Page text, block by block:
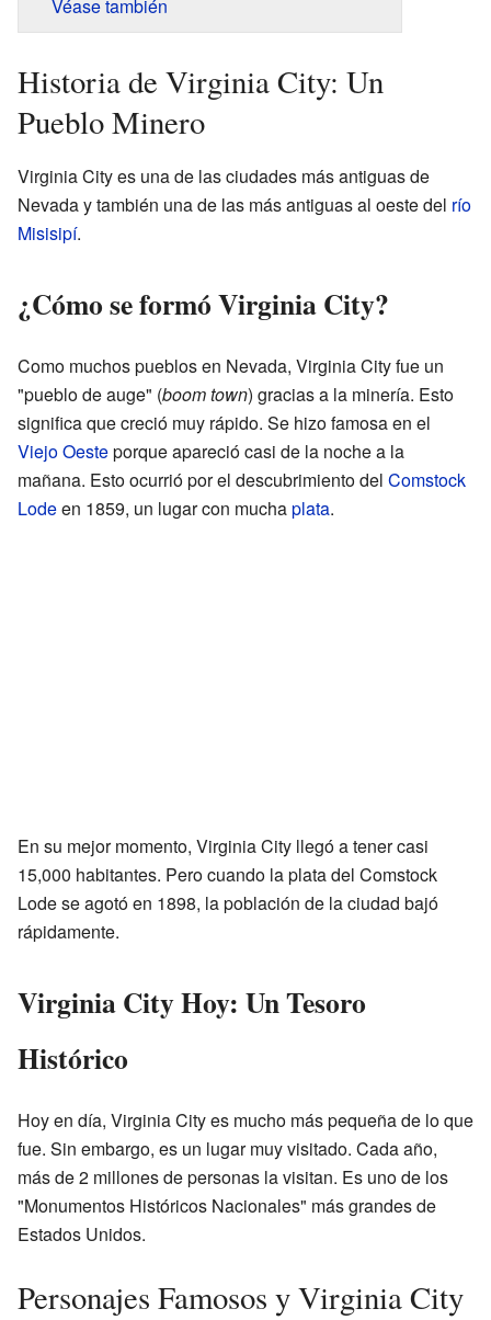
Véase también
Historia de Virginia City: Un
Pueblo Minero
Virginia City es una de las ciudades más antiguas de
Nevada y también una de las más antiguas al oeste del río
Misisipí.
¿Cómo se formó Virginia City?
Como muchos pueblos en Nevada, Virginia City fue un
"pueblo de auge" (boom town) gracias a la minería. Esto
significa que creció muy rápido. Se hizo famosa en el
Viejo Oesteporque apareció casi de la noche a la
mañana. Esto ocurrió por el descubrimiento del Comstock
Lodeen 1859, un lugar con muchaplata.
En su mejor momento, Virginia City llegó a tener casi
15,000 habitantes. Pero cuando la plata del Comstock
Lode se agotó en 1898, la población de la ciudad bajó
rápidamente.
Virginia City Hoy: Un Tesoro
Histórico
Hoy en día, Virginia City es mucho más pequeña de lo que
fue. Sin embargo, es un lugar muy visitado. Cada año,
más de 2 millones de personas la visitan. Es uno de los
"Monumentos Históricos Nacionales" más grandes de
Estados Unidos.
Personajes Famosos y Virginia City